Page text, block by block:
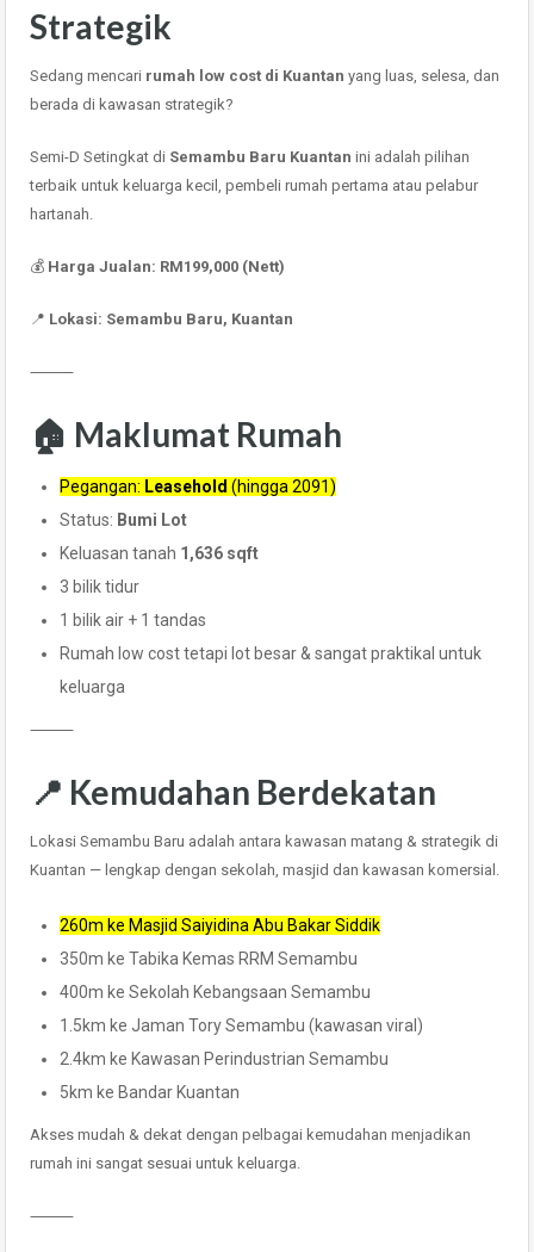
Strategik
Sedang mencari rumah low cost di Kuantan yang luas, selesa, dan
berada di kawasan strategik?
Semi-D Setingkat di Semambu Baru Kuantan ini adalah pilihan
terbaik untuk keluarga kecil, pembeli rumah pertama atau pelabur
hartanah.
💰 Harga Jualan: RM199,000 (Nett)
📍 Lokasi: Semambu Baru, Kuantan
⸻
🏠 Maklumat Rumah
Pegangan: Leasehold (hingga 2091)
Status: Bumi Lot
Keluasan tanah 1,636 sqft
3 bilik tidur
1 bilik air + 1 tandas
Rumah low cost tetapi lot besar & sangat praktikal untuk
keluarga
⸻
📍 Kemudahan Berdekatan
Lokasi Semambu Baru adalah antara kawasan matang & strategik di
Kuantan — lengkap dengan sekolah, masjid dan kawasan komersial.
260m ke Masjid Saiyidina Abu Bakar Siddik
350m ke Tabika Kemas RRM Semambu
400m ke Sekolah Kebangsaan Semambu
1.5km ke Jaman Tory Semambu (kawasan viral)
2.4km ke Kawasan Perindustrian Semambu
5km ke Bandar Kuantan
Akses mudah & dekat dengan pelbagai kemudahan menjadikan
rumah ini sangat sesuai untuk keluarga.
⸻